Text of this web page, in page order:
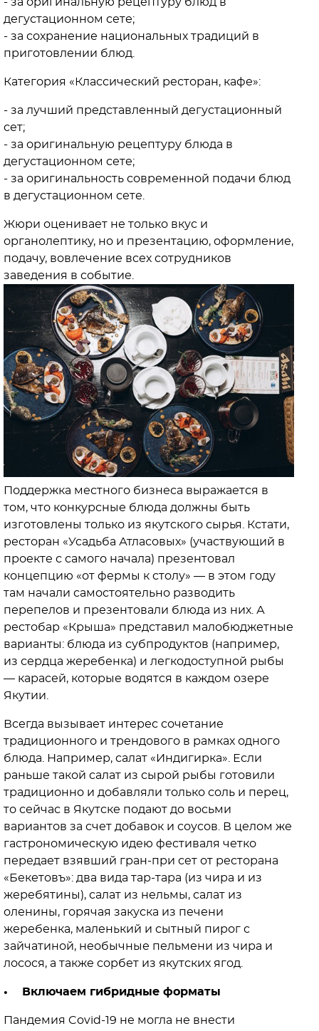
дегустационном сете;
- за сохранение национальных традиций в
приготовлении блюд.
Категория «Классический ресторан, кафе»:
- за лучший представленный дегустационный
сет;
- за оригинальную рецептуру блюда в
дегустационном сете;
- за оригинальность современной подачи блюд
в дегустационном сете.
Жюри оценивает не только вкус и
органолептику, но и презентацию, оформление,
подачу, вовлечение всех сотрудников
заведения в событие.
Поддержка местного бизнеса выражается в
том, что конкурсные блюда должны быть
изготовлены только из якутского сырья. Кстати,
ресторан «Усадьба Атласовых» (участвующий в
проекте с самого начала) презентовал
концепцию «от фермы к столу» — в этом году
там начали самостоятельно разводить
перепелов и презентовали блюда из них. А
рестобар «Крыша» представил малобюджетные
варианты: блюда из субпродуктов (например,
из сердца жеребенка) и легкодоступной рыбы
— карасей, которые водятся в каждом озере
Якутии.
Всегда вызывает интерес сочетание
традиционного и трендового в рамках одного
блюда. Например, салат «Индигирка». Если
раньше такой салат из сырой рыбы готовили
традиционно и добавляли только соль и перец,
то сейчас в Якутске подают до восьми
вариантов за счет добавок и соусов. В целом же
гастрономическую идею фестиваля четко
передает взявший гран-при сет от ресторана
«Бекетовъ»: два вида тар-тара (из чира и из
жеребятины), салат из нельмы, салат из
оленины, горячая закуска из печени
жеребенка, маленький и сытный пирог с
зайчатиной, необычные пельмени из чира и
лосося, а также сорбет из якутских ягод.
• Включаем гибридные форматы
Пандемия Covid-19 не могла не внести